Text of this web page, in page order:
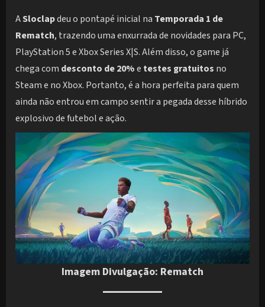
ASloclapdeu o pontapé inicial na Temporada 1 de
Rematch, trazendo uma enxurrada de novidades para PC,
PlayStation 5 e Xbox Series X|S. Além disso, o game já
chega com desconto de 20%e testes gratuitos no
Steam e no Xbox. Portanto, é a hora perfeita para quem
ainda não entrou em campo sentir a pegada desse híbrido
explosivo de futebol e ação.
Imagem Divulgação: Rematch